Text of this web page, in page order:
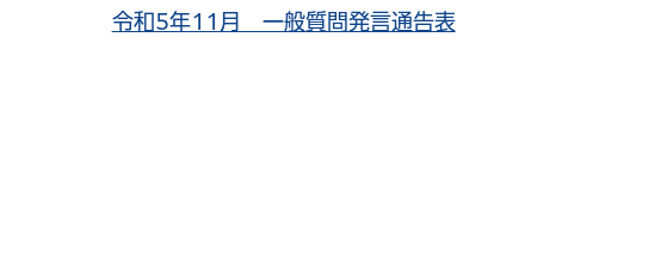
令和5年11月 一般質問発言通告表